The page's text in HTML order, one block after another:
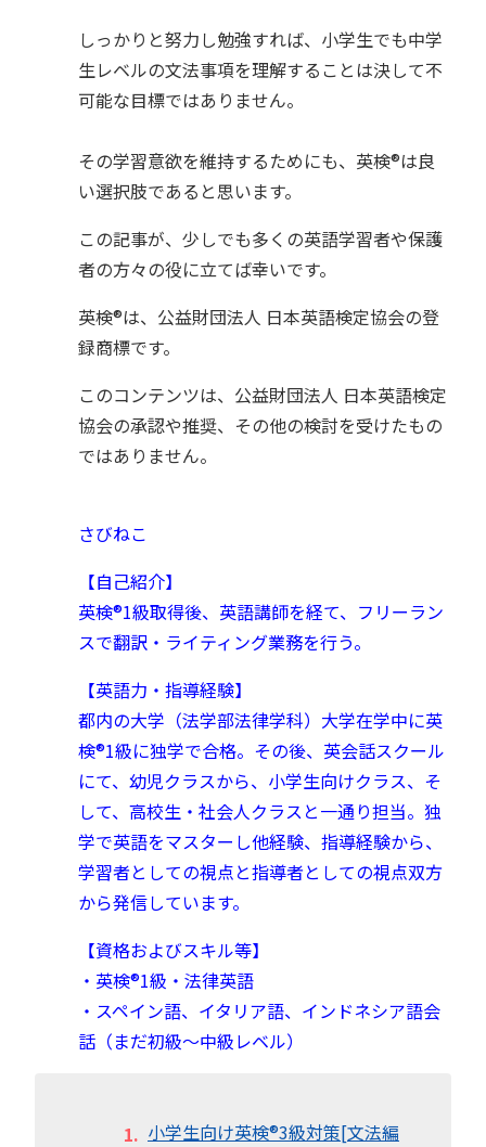
しっかりと努力し勉強すれば、小学生でも中学
生レベルの文法事項を理解することは決して不
可能な目標ではありません。
その学習意欲を維持するためにも、英検®︎は良
い選択肢であると思います。
この記事が、少しでも多くの英語学習者や保護
者の方々の役に立てば幸いです。
英検®︎は、公益財団法人 日本英語検定協会の登
録商標です。
このコンテンツは、公益財団法人 日本英語検定
協会の承認や推奨、その他の検討を受けたもの
ではありません。
さびねこ
【自己紹介】
英検®︎1級取得後、英語講師を経て、フリーラン
スで翻訳・ライティング業務を行う。
【英語力・指導経験】
都内の大学（法学部法律学科）大学在学中に英
検®︎1級に独学で合格。 その後、英会話スクール
にて、幼児クラスから、小学生向けクラス、そ
して、高校生・社会人クラスと一通り担当。 独
学で英語をマスターし他経験、指導経験から、
学習者としての視点と指導者としての視点双方
から発信しています。
【資格およびスキル等】
・英検®︎1級・法律英語
・スペイン語、イタリア語、インドネシア語会
話（まだ初級～中級レベル）
小学生向け英検®︎3級対策[文法編